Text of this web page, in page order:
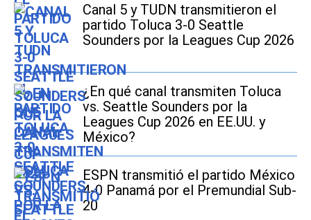
Canal 5 y TUDN transmitieron el
partido Toluca 3-0 Seattle
Sounders por la Leagues Cup 2026
¿En qué canal transmiten Toluca
vs. Seattle Sounders por la
Leagues Cup 2026 en EE.UU. y
México?
ESPN transmitió el partido México
4-0 Panamá por el Premundial Sub-
20